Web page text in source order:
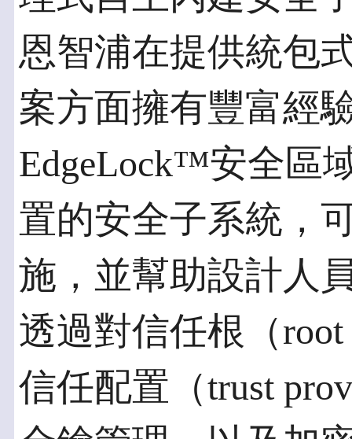
恩智浦在提供統包
案方面擁有豐富經
EdgeLock™安全區
置的安全子系統，
施，並幫助設計人
透過對信任根（
信任配置（trust